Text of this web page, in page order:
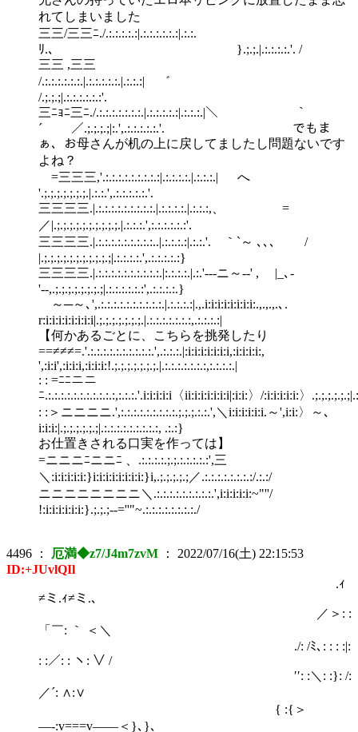
れてしまいました
三三/三三ﾆ./.:.:.:.:.:|.:.:.:.:.:.:|.:.:.
ﾘ.、 }.;.;.|.:.:.:.:.'. /
三三 ,三三
/.:.:.:.:.:.:.|.:.:.:.:.:.|.:.:.:| ゛
/.;.;.;|.:.:.:.:.:.:'.
三ﾆｮﾆ三ﾆ./.:.:.:.:.:.:.:.|.:.:.:.:.:|.:.:.:.|＼ ｀
´ ／.;.;.;.;|:.',.:.:.:.:.:.'. でもま
ぁ、お母さんが机の上に戻してましたし問題ないです
よね？
=三三三,'.:.:.:.:.:.:.:.:.:|.:.:.:.:.|.:.:.:.| へ
'.;.;.;.;.;.;.;.|.:.:.',.:.:.:.:.:.'.
三三三三.|.:.:.:.:.:.:.:.:.:.|.:.:.:.:.|.:.:.:,、 =
／|.;.;.;.;.;.;.;.;.;.;.|.:.:.:.',:.:.:.:.:.:'.
三三三三.|.:.:.:.:.:.:.:.:.:..|.:.:.:.:|.:.:.'. ｀`～ ､､､ /
|.;.;.;.;.;.;.;.;.;.;.;|.:.:.:.:.',.:.:.:.:.:}
三三三三.|.:.:.:.:.:.:.:.:.:.:.|:.:.:.:.|.:.'-‐-ニ～--' , |_､-
'‐-,.;.;.;.;.;.;.;.;|.:.:.:.:.:.:',.:.:.:.:.}
～─～､',.:.:.:.:.:.:.:.:.:.:.|.:.:.:.:|.,.i:i:i:i:i:i:i:i:.,.,.,.､.
【何かあるごとに、こちらを挑発したり
==≠≠≠=.'.:.:.:.:.:.:.:.:.:.:.',.:.:.:.|:i:i:i:i:i:i:i,:i:i:i:i:,
',:i:i',:i:i:i,:i:i:i:!.;.;.;.;.;.;.;.|.:.:.:.:.:.:.:,:.:.:.:.|
: : =ﾆﾆニニ
ﾆ.:.:.:.:.:.:.:.:.:.:.:,:.:.:.'.i:i:i:i:i〈ii:i:i:i:i:i:i|:i:i:〉/:i:i:i:i:i:〉
: :＞ニニニニ.',:.:.:.:.:.:.:.:.:.;.;.;.:.:.',＼i:i:i:i:i:i.～',i:i:〉～､
i:i:i:|.;.;.;.;.;.;|.:.:.:.:.:.:.:.:.:, .:.:}
お仕置きされる口実を作っては】
=ニニニﾆニニﾆ 、.:.:.:.:.;.;.:.:.:.:.:',三
＼:i:i:i:i:i:}i:i:i:i:i:i:i:i:}i,.;.;.;.;.;／.:.:.:.:.:.:.:.:/.:.:/
ニニニニニニニニ＼.:.:.:.:.:.:.:.:.:.',i:i:i:i:i:~"''/
!:i:i:i:i:i:i:}.;.;.;-‐=''"~.:.:.:.:.:.:.:.:./
4496 ： 厄満◆z7/J4m7zvM ： 2022/07/16(土) 22:15:53
ID:+JUvlQIl
.ｨ
≠ミ.ｨ≠ミ.､
／＞: :
「￣: ｀ ＜＼
./: /ﾐ､: : : :|:
: :／: : ヽ: ∨ /
′′: :＼: :}: /:
／´: ∧:∨
{ :{＞
―‐:v===v――＜}､}、